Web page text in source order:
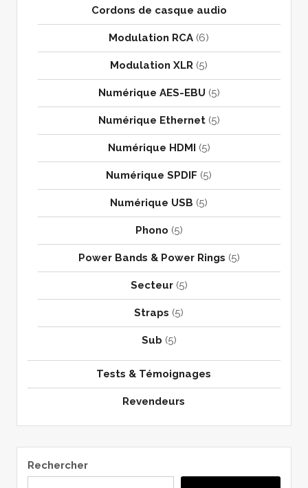
Cordons de casque audio
Modulation RCA (6)
Modulation XLR (5)
Numérique AES-EBU (5)
Numérique Ethernet(5)
Numérique HDMI (5)
Numérique SPDIF (5)
Numérique USB (5)
Phono (5)
Power Bands & Power Rings (5)
Secteur(5)
Straps (5)
Sub (5)
Tests & Témoignages
Revendeurs
Rechercher